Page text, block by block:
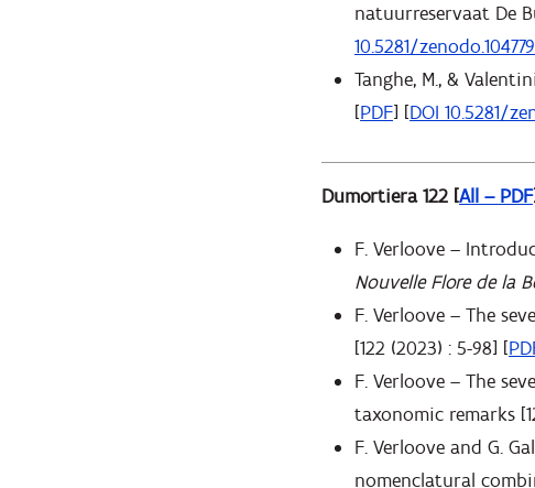
natuurreservaat De
10.5281/
Tanghe, M., &
[PDF] [DOI 10.5281/
Dumortiera 122 [All – PDF
F. Verloove –
Nouvelle Flore de la
F. Verloove – The
[122 (2023) : 5-98] [
F. Verloove – The
taxonomic remarks
F. Verloove and G.
nomenclatural